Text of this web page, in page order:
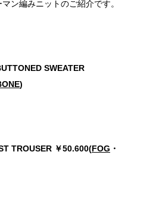
ン編みニットのご紹介です。
SWEATER
)
TROUSER ￥50.600(FOG ・